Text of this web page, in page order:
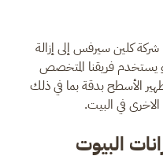
كلين سيرفس إلى إزالة
و يستخدم فريقنا المتخصص
الأسطح بدقة بما في ذلك
الاخرى في البيت.
البيوت